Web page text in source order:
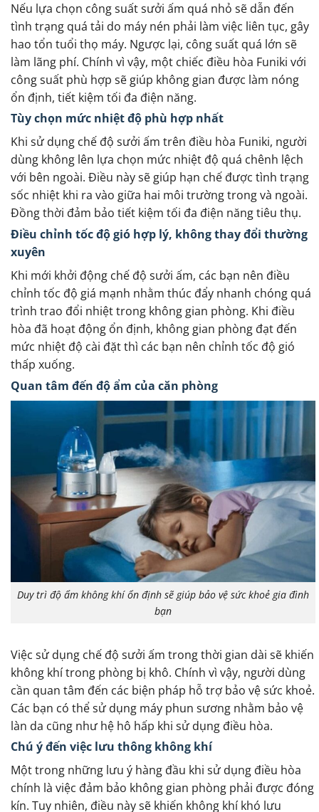
Nếu lựa chọn công suất sưởi ấm quá nhỏ sẽ dẫn đến
tình trạng quá tải do máy nén phải làm việc liên tục, gây
hao tổn tuổi thọ máy. Ngược lại, công suất quá lớn sẽ
làm lãng phí. Chính vì vậy, một chiếc điều hòa Funiki với
công suất phù hợp sẽ giúp không gian được làm nóng
ổn định, tiết kiệm tối đa điện năng.
Tùy chọn mức nhiệt độ phù hợp nhất
Khi sử dụng chế độ sưởi ấm trên điều hòa Funiki, người
dùng không lên lựa chọn mức nhiệt độ quá chênh lệch
với bên ngoài. Điều này sẽ giúp hạn chế được tình trạng
sốc nhiệt khi ra vào giữa hai môi trường trong và ngoài.
Đồng thời đảm bảo tiết kiệm tối đa điện năng tiêu thụ.
Điều chỉnh tốc độ gió hợp lý, không thay đổi thường
xuyên
Khi mới khởi động chế độ sưởi ấm, các bạn nên điều
chỉnh tốc độ giá mạnh nhằm thúc đẩy nhanh chóng quá
trình trao đổi nhiệt trong không gian phòng. Khi điều
hòa đã hoạt động ổn định, không gian phòng đạt đến
mức nhiệt độ cài đặt thì các bạn nên chỉnh tốc độ gió
thấp xuống.
Quan tâm đến độ ẩm của căn phòng
Duy trì độ ẩm không khí ổn định sẽ giúp bảo vệ sức khoẻ gia đình
bạn
Việc sử dụng chế độ sưởi ấm trong thời gian dài sẽ khiến
không khí trong phòng bị khô. Chính vì vậy, người dùng
cần quan tâm đến các biện pháp hỗ trợ bảo vệ sức khoẻ.
Các bạn có thể sử dụng máy phun sương nhằm bảo vệ
làn da cũng như hệ hô hấp khi sử dụng điều hòa.
Chú ý đến việc lưu thông không khí
Một trong những lưu ý hàng đầu khi sử dụng điều hòa
chính là việc đảm bảo không gian phòng phải được đóng
kín. Tuy nhiên, điều này sẽ khiến không khí khó lưu